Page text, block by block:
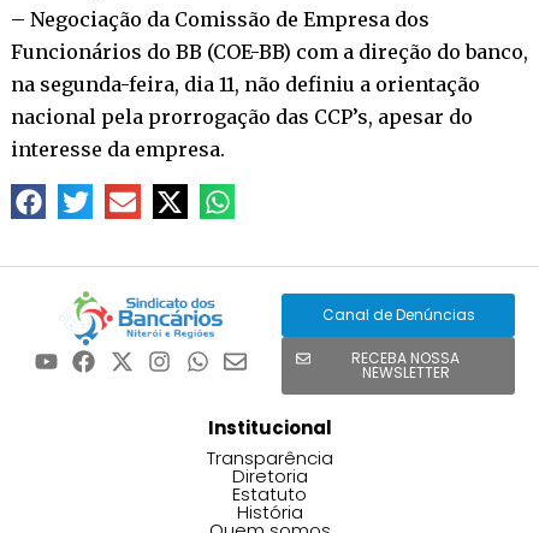
– Negociação da Comissão de Empresa dos
Funcionários do BB (COE-BB) com a direção do banco,
na segunda-feira, dia 11, não definiu a orientação
nacional pela prorrogação das CCP’s, apesar do
interesse da empresa.
Canal de Denúncias
RECEBA NOSSA
NEWSLETTER
Institucional
Transparência
Diretoria
Estatuto
História